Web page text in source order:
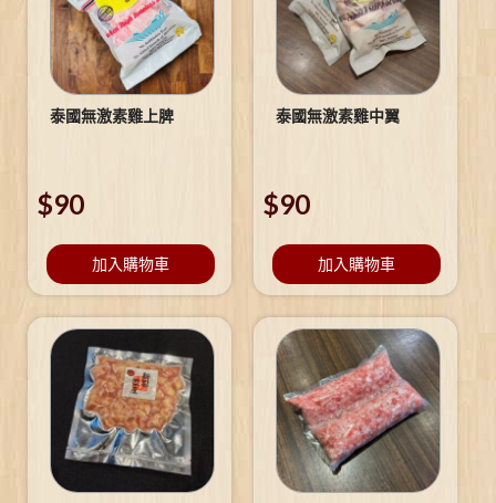
泰國無激素雞上脾
$90
加入購物車
泰國無激素雞中翼
$90
加入購物車